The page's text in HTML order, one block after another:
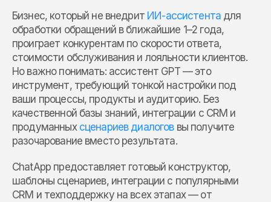
Бизнес, который не внедрит ИИ-ассистента для
обработки обращений в ближайшие 1–2 года,
проиграет конкурентам по скорости ответа,
стоимости обслуживания и лояльности клиентов.
Но важно понимать: ассистент GPT — это
инструмент, требующий тонкой настройки под
ваши процессы, продукты и аудиторию. Без
качественной базы знаний, интеграции с CRM и
продуманных сценариев диалоговвы получите
разочарование вместо результата.
ChatApp предоставляет готовый конструктор,
шаблоны сценариев, интеграции с популярными
CRM и техподдержку на всех этапах — от